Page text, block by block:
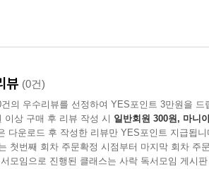
뷰 (0건)
의 우수리뷰를 선정하여 YES포인트 3만원을 드
이상 구매 후 리뷰 작성 시 일반회원 300원, 마니
다운로드 후 작성한 리뷰만 YES포인트 지급됩니
첫번째 회차 주문확정 시점부터 마지막 회차 주
모임으로 진행된 클래스는 사락 독서모임 게시